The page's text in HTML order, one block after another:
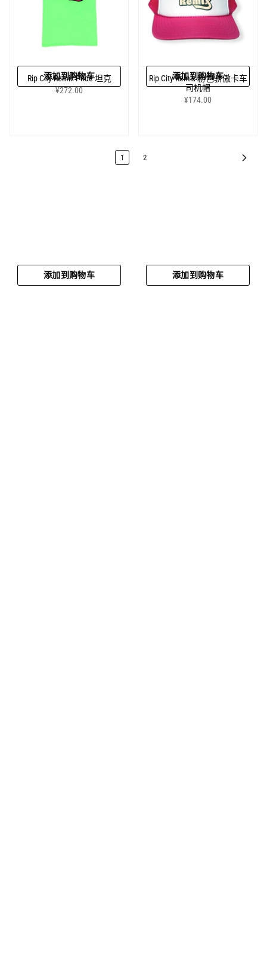
添加到购物车 添加到购物车
Rip City Remix Pride 坦克
¥272.00
添加到购物车
Rip City Remix 粉色骄傲卡车
司机帽
¥174.00
添加到购物车
1 2